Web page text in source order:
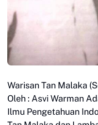
Warisan Tan Malaka
Oleh : Asvi Warman
Ilmu Pengetahuan